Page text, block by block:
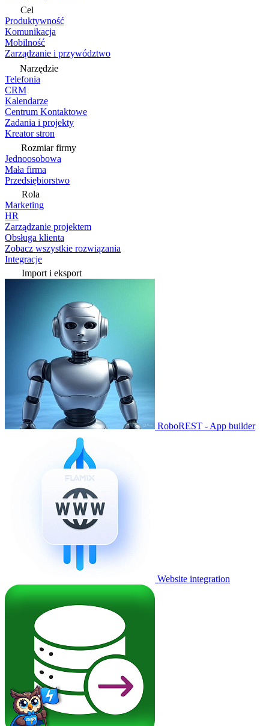
Cel
Produktywność
Komunikacja
Mobilność
Zarządzanie i przywództwo
Narzędzie
Telefonia
CRM
Kalendarze
Centrum Kontaktowe
Zadania i projekty
Kreator stron
Rozmiar firmy
Jednoosobowa
Mała firma
Przedsiębiorstwo
Rola
Marketing
HR
Zarządzanie projektem
Obsługa klienta
Zobacz wszystkie rozwiązania
Integracje
Import i eksport
RoboREST - App builder
Website integration